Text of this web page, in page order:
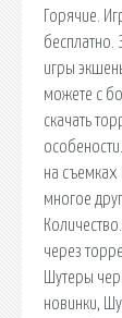
Горячие.
бесплатно.
игры
можете с
скачать
на съемках
многое
через
Шутеры
новинки,